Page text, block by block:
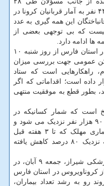
ساعت منتهی به بامداد جمعه ۹ آبان ۴۴ نفر به آمار قربانیان کرونا در
این همه گیری به عدد
حالیست که بی توجهی بعضی از
ادامه دارد.
اعلام تشدید محدودیت های کرونایی در استان فارس از روز شنبه ۱۰
عمومی جهت بررسی میزان
راهکارهایی است که ستاد
داده است؛ اقداماتی که اگر
بطور قطع به موفقیت منتهی
است که شمار کسانیکه در
فارس به کرونا مبتلا شده اند به عدد ۹۰ هزار نفر نزدیک می شود و
درصد آماری بهبود یافتگان از این بیماری مهلک که تا ۳ هفته قبل
بیشتر از ۹۰ درصد اعلام می شد به نزدیک ۸۰ درصد کاهش یافته
علوم پزشکی شیراز، جمعه ۹ آبان، در
کروناویروس در استان فارس
رو به رشد تعداد بیماران،